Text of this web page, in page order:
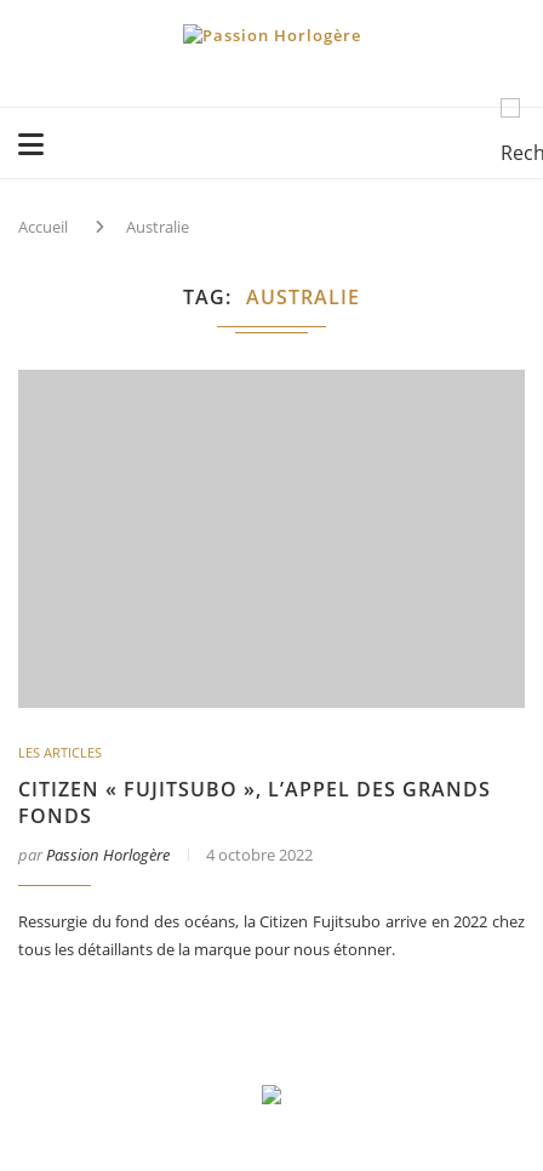
Accueil Australie
TAG AUSTRALIE
LES ARTICLES
CITIZEN « FUJITSUBO », L’APPEL DES GRANDS
FONDS
parPassion Horlogère 4 octobre 2022
Ressurgie du fond des océans, la Citizen Fujitsubo arrive en 2022 chez
tous les détaillants de la marque pour nous étonner.